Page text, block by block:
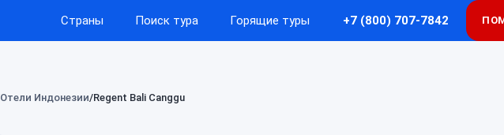
Страны Поиск тура Горящие туры +7 (800) 707-7842
Отели Индонезии Regent Bali Canggu